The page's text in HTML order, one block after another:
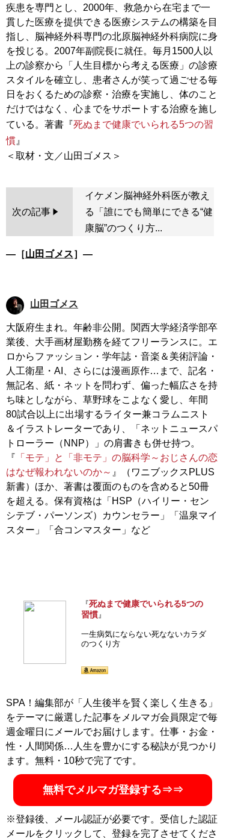
疾患を専門とし、2000年、救急から在宅まで一
貫した医療を提供できる医療システムの構築を目
指し、脳神経外科専門の北原脳神経外科病院に身
を投じる。2007年副院長に就任。毎月1500人以
上の診察から「人生目標から考える医療」の診療
スタイルを確立し、患者さんが笑って過ごせる毎
日をおくるための診察・治療を実施し、体のこと
だけではなく、心までをサポートする治療を施し
ている。著書『死ぬまで健康でいられる5つの習
慣 』
次の記事
イケメン脳神経外科医が教え
る「誰にでも簡単にできる“健
康脳”のつくり方...
―［山田ゴメス］―
山田ゴメス
大阪府生まれ。年齢非公開。関西大学経済学部卒
業後、大手画材屋勤務を経てフリーランスに。エ
ロからファッション・学年誌・音楽＆美術評論・
人工衛星・AI、さらには漫画原作…まで、記名・
無記名、紙・ネットを問わず、偏った幅広さを持
ち味としながら、草野球をこよなく愛し、年間
80試合以上に出場するライター兼コラムニスト
＆イラストレーターであり、「ネットニュースパ
トローラー（NNP）」の肩書きも併せ持つ。
『 「モテ」と「非モテ」の脳科学～おじさんの恋
はなぜ報われないのか～ 』（ワニブックスPLUS
新書）ほか、著書は覆面のものを含めると50冊
を超える。保有資格は「HSP（ハイリー・セン
シテブ・パーソンズ）カウンセラー」「温泉マイ
スター」「合コンマスター」など
『死ぬまで健康でいられる5つの
習慣』
一生病気にならない死なないカラダ
のつくり方
SPA！編集部が「人生後半を賢く楽しく生きる」
をテーマに厳選した記事をメルマガ会員限定で毎
週金曜日にメールでお届けします。仕事・お金・
性・人間関係…人生を豊かにする秘訣が見つかり
ます。無料・10秒で完了です。
無料でメルマガ登録する⇒⇒
※登録後、メール認証が必要です。受信した認証
メールをクリックして、登録を完了させてくださ